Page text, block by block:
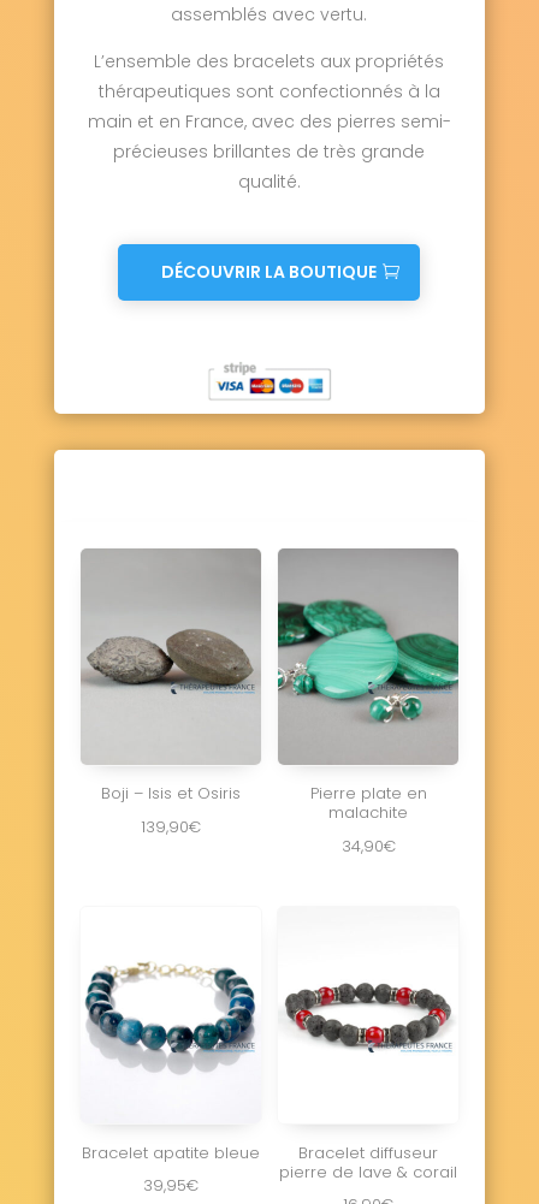
assemblés avec vertu.
L’ensemble des bracelets aux propriétés
thérapeutiques sont confectionnés à la
main et en France, avec des pierres semi-
précieuses brillantes de très grande
qualité.
DÉCOUVRIR LA BOUTIQUE
Boji – Isis et Osiris
139,90€
Pierre plate en
malachite
34,90€
Bracelet apatite bleue
39,95€
Bracelet diffuseur
pierre de lave & corail